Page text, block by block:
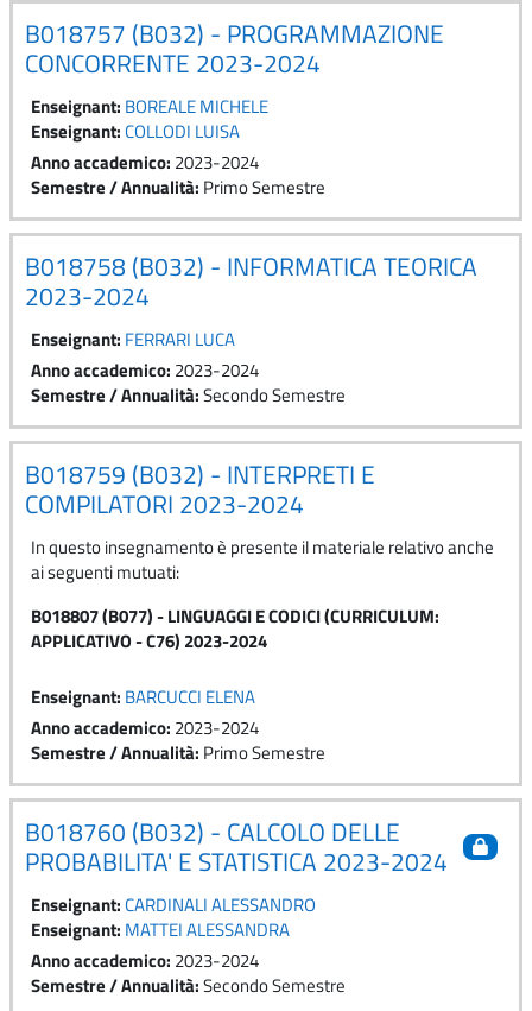
B018757 (B032) - PROGRAMMAZIONE
CONCORRENTE 2023-2024
Enseignant: BOREALE MICHELE
Enseignant:COLLODI LUISA
Anno accademico: 2023-2024
Semestre / Annualità: Primo Semestre
B018758 (B032) - INFORMATICA TEORICA
2023-2024
Enseignant: FERRARI LUCA
Anno accademico: 2023-2024
Semestre / Annualità:Secondo Semestre
B018759 (B032) - INTERPRETI E
COMPILATORI 2023-2024
In questo insegnamento è presente il materiale relativo anche
ai seguenti mutuati:
B018807 (B077) - LINGUAGGI E CODICI (CURRICULUM:
APPLICATIVO - C76) 2023-2024
Enseignant: BARCUCCI ELENA
Anno accademico: 2023-2024
Semestre / Annualità: Primo Semestre
B018760 (B032) - CALCOLO DELLE
PROBABILITA' E STATISTICA 2023-2024
Enseignant:CARDINALI ALESSANDRO
Enseignant: MATTEI ALESSANDRA
Anno accademico: 2023-2024
Semestre / Annualità:Secondo Semestre